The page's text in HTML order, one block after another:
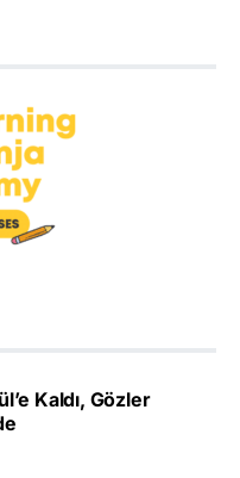
Kaldı, Gözler